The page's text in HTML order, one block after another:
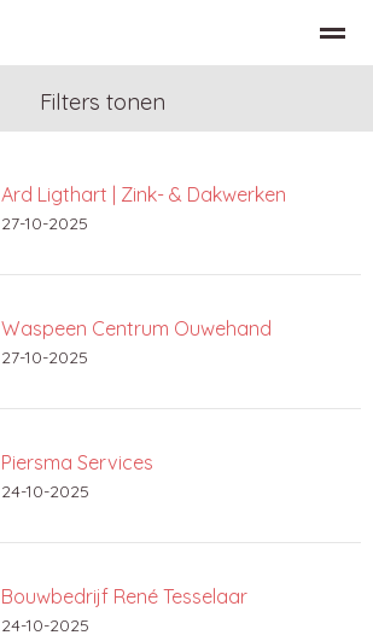
Zoeken Nieuws Bellen
Filters tonen
Ard Ligthart | Zink- & Dakwerken
27-10-2025
Waspeen Centrum Ouwehand
27-10-2025
Piersma Services
24-10-2025
Bouwbedrijf René Tesselaar
24-10-2025